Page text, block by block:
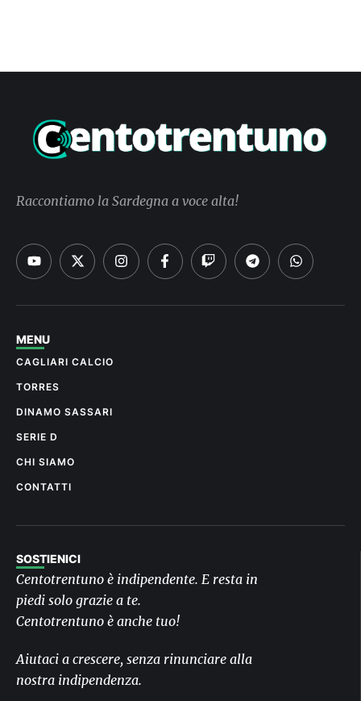
Raccontiamo la Sardegna a voce alta!
MENU
CAGLIARI CALCIO
TORRES
DINAMO SASSARI
SERIE D
CHI SIAMO
CONTATTI
SOSTIENICI
Centotrentuno è indipendente. E resta in
piedi solo grazie a te.
Centotrentuno è anche tuo!
Aiutaci a crescere, senza rinunciare alla
nostra indipendenza.